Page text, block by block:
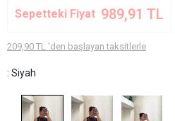
Sepetteki Fiyat 989,91 TL
209,90 TL 'den başlayan taksitlerle
: Siyah